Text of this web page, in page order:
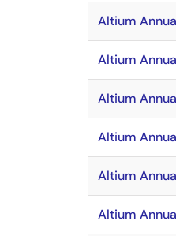
Altium
Altium
Altium
Altium
Altium
Altium